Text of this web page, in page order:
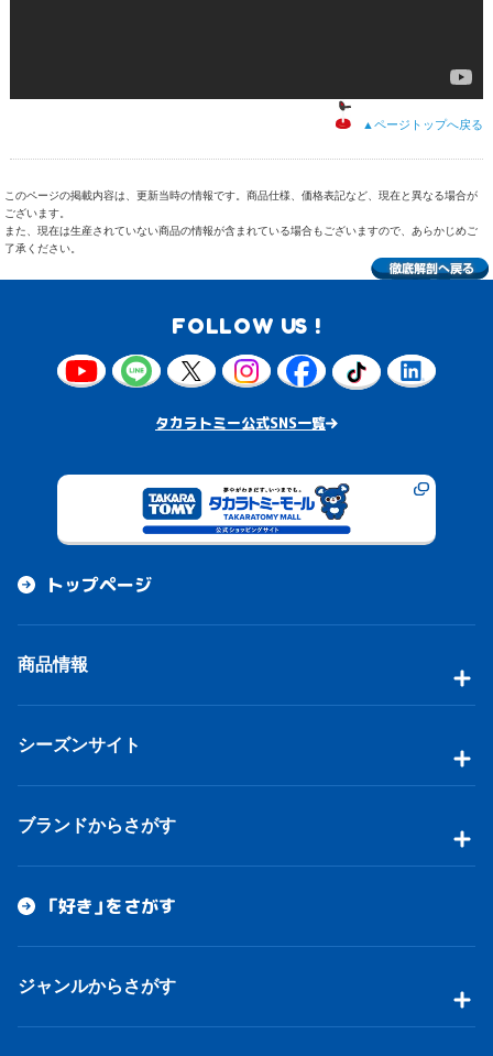
▲ページトップへ戻る
このページの掲載内容は、更新当時の情報です。商品仕様、価格表記など、現在と異なる場合が
ございます。
また、現在は生産されていない商品の情報が含まれている場合もございますので、あらかじめご
了承ください。
FOLLOW US !
タカラトミー公式SNS一覧
トップページ
商品情報
シーズンサイト
ブランドからさがす
「好き」をさがす
ジャンルからさがす